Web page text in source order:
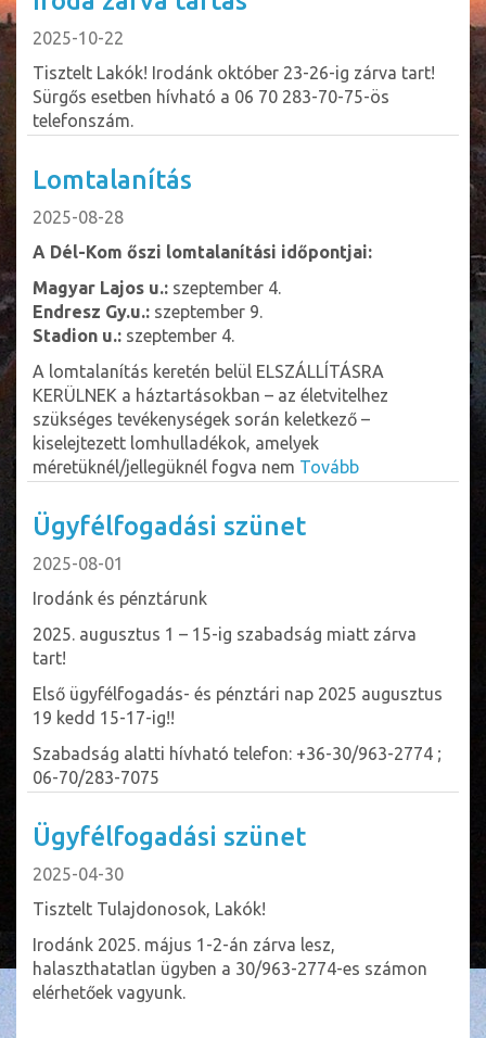
2025-10-22
Tisztelt Lakók! Irodánk október 23-26-ig zárva tart!
Sürgős esetben hívható a 06 70 283-70-75-ös
telefonszám.
Lomtalanítás
2025-08-28
A Dél-Kom őszi lomtalanítási időpontjai:
Magyar Lajos u.: szeptember 4.
Endresz Gy.u.: szeptember 9.
Stadion u.: szeptember 4.
A lomtalanítás keretén belül ELSZÁLLÍTÁSRA
KERÜLNEK a háztartásokban – az életvitelhez
szükséges tevékenységek során keletkező –
kiselejtezett lomhulladékok, amelyek
méretüknél/jellegüknél fogva nem Tovább
Ügyfélfogadási szünet
2025-08-01
Irodánk és pénztárunk
2025. augusztus 1 – 15-ig szabadság miatt zárva
tart!
Első ügyfélfogadás- és pénztári nap 2025 augusztus
19 kedd 15-17-ig!!
Szabadság alatti hívható telefon: +36-30/963-2774 ;
06-70/283-7075
Ügyfélfogadási szünet
2025-04-30
Tisztelt Tulajdonosok, Lakók!
Irodánk 2025. május 1-2-án zárva lesz,
halaszthatatlan ügyben a 30/963-2774-es számon
elérhetőek vagyunk.